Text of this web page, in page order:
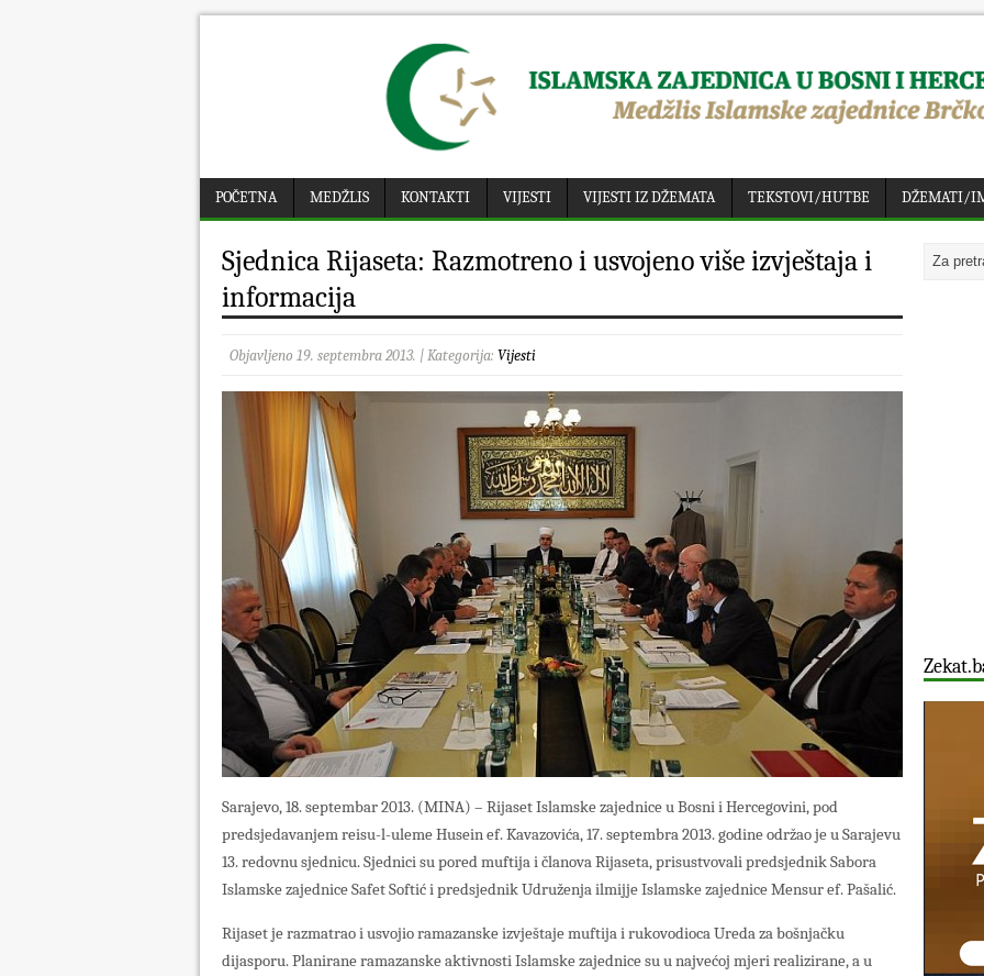
POČETNA MEDŽLIS KONTAKTI VIJESTI VIJESTI IZ DŽEMATA TEKSTOVI/HUTBE DŽEMATI/
Sjednica Rijaseta: Razmotreno i usvojeno više izvještaja i
informacija
Objavljeno 19. septembra 2013. | Kategorija: Vijesti
Sarajevo, 18. septembar 2013. (MINA) – Rijaset Islamske zajednice u Bosni i Hercegovini, pod
predsjedavanjem reisu-l-uleme Husein ef. Kavazovića, 17. septembra 2013. godine održao je u Sarajevu
13. redovnu sjednicu. Sjednici su pored muftija i članova Rijaseta, prisustvovali predsjednik Sabora
Islamske zajednice Safet Softić i predsjednik Udruženja ilmijje Islamske zajednice Mensur ef. Pašalić.
Rijaset je razmatrao i usvojio ramazanske izvještaje muftija i rukovodioca Ureda za bošnjačku
dijasporu. Planirane ramazanske aktivnosti Islamske zajednice su u najvećoj mjeri realizirane, a u